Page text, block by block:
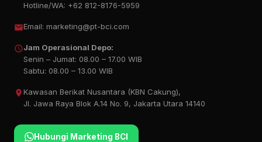
Hotline/WA: +62 812-8176-5959
Email: marketing@pt-bci.com
Jam Operasional Depo:
Senin – Jumat: 08.00 – 17.00 WIB
Sabtu: 08.00 – 13.00 WIB
Kawasan Berikat Nusantara (KBN Cakung),
Jl. Jawa Raya Blok A.14 No. 9, Jakarta Utara 14140
Hubungi Marketing BCI